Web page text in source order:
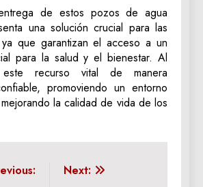
de estos pozos de agua
una solución crucial para las
ya que garantizan el acceso a un
para la salud y el bienestar. Al
este recurso vital de manera
promoviendo un entorno
la calidad de vida de los
Next: